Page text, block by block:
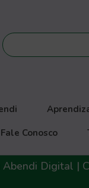
Fale Conosco
Digital |